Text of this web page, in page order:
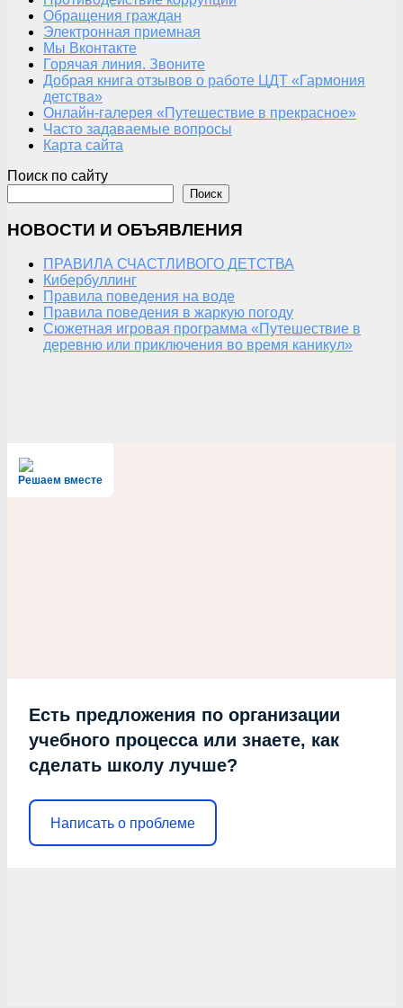
Обращения граждан
Электронная приемная
Мы Вконтакте
Горячая линия. Звоните
Добрая книга отзывов о работе ЦДТ «Гармония
детства»
Онлайн-галерея «Путешествие в прекрасное»
Часто задаваемые вопросы
Карта сайта
Поиск по сайту
Поиск
НОВОСТИ И ОБЪЯВЛЕНИЯ
ПРАВИЛА СЧАСТЛИВОГО ДЕТСТВА
Кибербуллинг
Правила поведения на воде
Правила поведения в жаркую погоду
Сюжетная игровая программа «Путешествие в
деревню или приключения во время каникул»
Решаем вместе
Есть предложения по организации
учебного процесса или знаете, как
сделать школу лучше?
Написать о проблеме